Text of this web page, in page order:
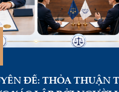
ĐỀ: THỎA THUẬN